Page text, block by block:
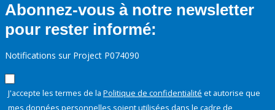
Abonnez-vous à notre newsletter
pour rester informé:
Notifications sur Project P074090
J'accepte les termes de la Politique de confidentialité et autorise que
mes données personnelles soient utilisées dans le cadre de